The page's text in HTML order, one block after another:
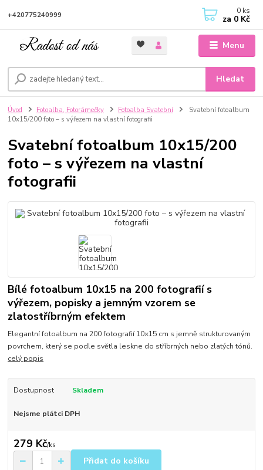
Menu
Hledat
+420775240999 0 ks
za 0 Kč
Úvod Fotoalba, Fotorámečky Fotoalba Svatební
Svatební fotoalbum
10x15/200 foto – s výřezem na vlastní fotografii
Svatební fotoalbum 10x15/200
foto – s výřezem na vlastní
fotografii
Bílé fotoalbum 10x15 na 200 fotografií s
výřezem, popisky a jemným vzorem se
zlatostříbrným efektem
Elegantní fotoalbum na 200 fotografií 10×15 cm s jemně strukturovaným
povrchem, který se podle světla leskne do stříbrných nebo zlatých tónů.
celý popis
Dostupnost Skladem
Nejsme plátci DPH
279 Kč/ks
Přidat do košíku